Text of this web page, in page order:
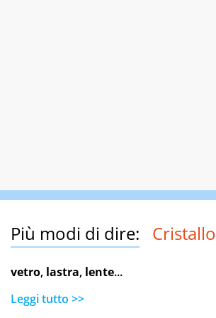
Più modi di dire: Cristallo
vetro, lastra, lente...
Leggi tutto >>